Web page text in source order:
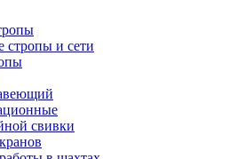
стропы и сети
свивки